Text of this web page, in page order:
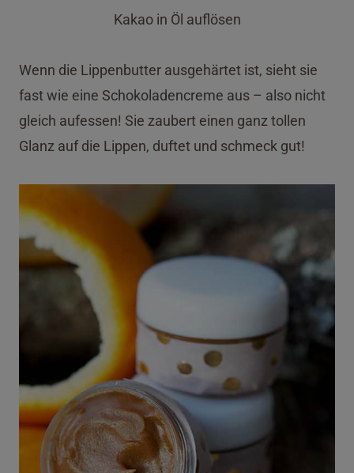
Kakao in Öl auflösen
Wenn die Lippenbutter ausgehärtet ist, sieht sie
fast wie eine Schokoladencreme aus – also nicht
gleich aufessen! Sie zaubert einen ganz tollen
Glanz auf die Lippen, duftet und schmeck gut!